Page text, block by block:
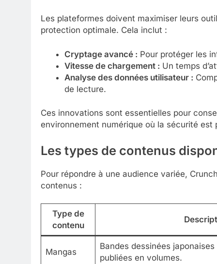
Les plateformes doivent maximiser leurs
protection optimale. Cela inclut :
Cryptage avancé : Pour protéger les
Vitesse de chargement : Un temps
Analyse des données utilisateur :
de lecture.
Ces innovations sont essentielles pour
environnement numérique où la sécurité est
Les types de contenus
Pour répondre à une audience variée,
contenus :
Type de
contenu
Mangas
Bandes dessinées
publiées en volumes.